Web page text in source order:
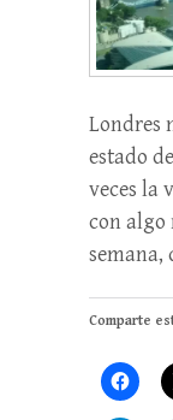
Londres
estado
veces la
con algo
semana,
Comparte